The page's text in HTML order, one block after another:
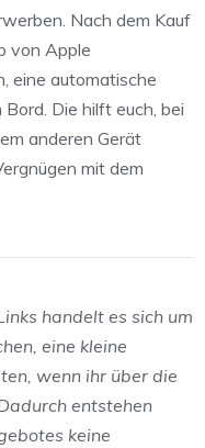
Nach dem Kauf
von Apple
eine automatische
Die hilft euch, bei
anderen Gerät
mit dem
handelt es sich um
eine kleine
wenn ihr über die
entstehen
keine